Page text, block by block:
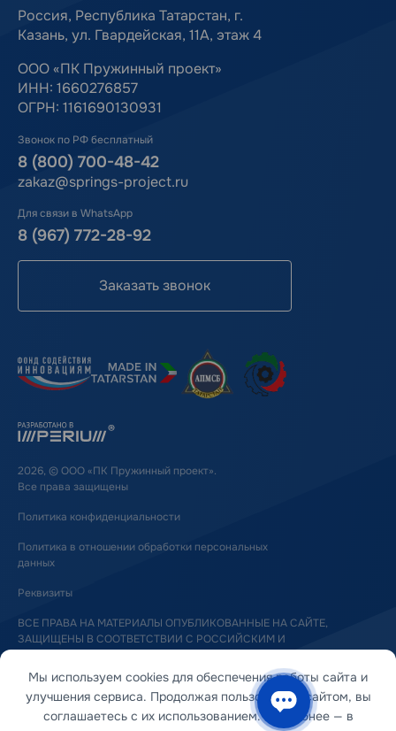
Россия, Республика Татарстан, г.
Казань, ул. Гвардейская, 11А, этаж 4
ООО «ПК Пружинный проект»
ИНН: 1660276857
ОГРН: 1161690130931
Звонок по РФ бесплатный
8 (800) 700-48-42
zakaz@springs-project.ru
Для связи в WhatsApp
8 (967) 772-28-92
Заказать звонок
2026, © ООО «ПК Пружинный проект».
Все права защищены
Политика конфиденциальности
Политика в отношении обработки персональных
данных
Реквизиты
ВСЕ ПРАВА НА МАТЕРИАЛЫ ОПУБЛИКОВАННЫЕ НА САЙТЕ,
ЗАЩИЩЕНЫ В СООТВЕТСТВИИ С РОССИЙСКИМ И
И СМЕЖНЫХ ПРАВАХ
Мы используем cookies для обеспечения работы сайта и
улучшения сервиса. Продолжая пользоваться сайтом, вы
соглашаетесь с их использованием. Подробнее — в